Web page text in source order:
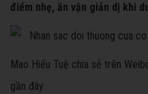
điểm nhẹ, ăn vận giản dị khi
Mao Hiểu Tuệ chia sẻ trên
gần đây.